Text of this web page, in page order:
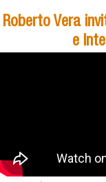
Roberto Vera
e